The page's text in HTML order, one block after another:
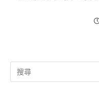
Search
for: